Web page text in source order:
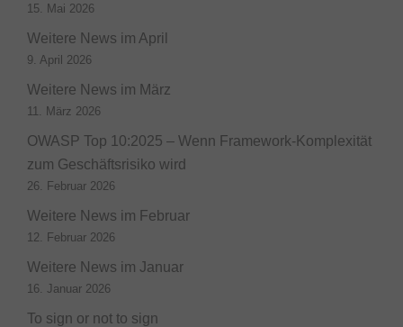
15. Mai 2026
Weitere News im April
9. April 2026
Weitere News im März
11. März 2026
OWASP Top 10:2025 – Wenn Framework-Komplexität
zum Geschäftsrisiko wird
26. Februar 2026
Weitere News im Februar
12. Februar 2026
Weitere News im Januar
16. Januar 2026
To sign or not to sign